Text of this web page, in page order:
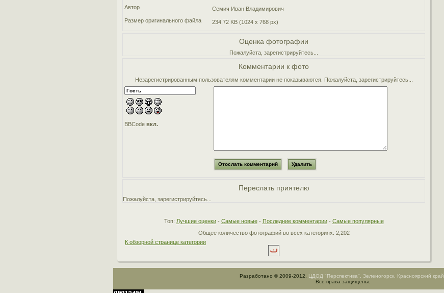
Автор
Семич Иван Владимирович
Размер оригинального файла
234,72 KB (1024 x 768 px)
Оценка фотографии
Пожалуйста, зарегистрируйтесь...
Комментарии к фото
Незарегистрированным пользователям комментарии не показываются. Пожалуйста, зарегистрируйтесь...
BBCodeвкл.
Переслать приятелю
Пожалуйста, зарегистрируйтесь...
Топ: Лучшие оценки- Самые новые- Последние комментарии- Самые популярные
Общее количество фотографий во всех категориях: 2,202
К обзорной странице категории
Разработано © 2009-2012. ЦДОД "Перспектива", Зеленогорск, Красноярский край
Все права защищены.